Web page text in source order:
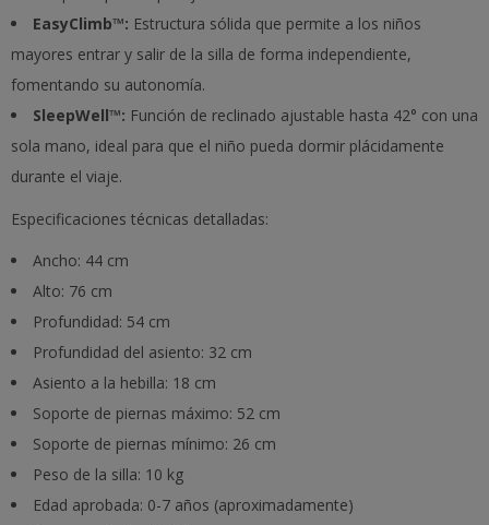
EasyClimb™: Estructura sólida que permite a los niños
mayores entrar y salir de la silla de forma independiente,
fomentando su autonomía.
SleepWell™: Función de reclinado ajustable hasta 42° con una
sola mano, ideal para que el niño pueda dormir plácidamente
durante el viaje.
Especificaciones técnicas detalladas:
Ancho: 44 cm
Alto: 76 cm
Profundidad: 54 cm
Profundidad del asiento: 32 cm
Asiento a la hebilla: 18 cm
Soporte de piernas máximo: 52 cm
Soporte de piernas mínimo: 26 cm
Peso de la silla: 10 kg
Edad aprobada: 0-7 años (aproximadamente)